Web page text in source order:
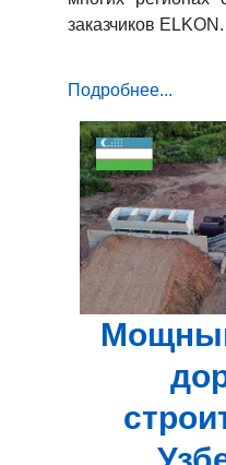
заказчиков ELKON.
Подробнее...